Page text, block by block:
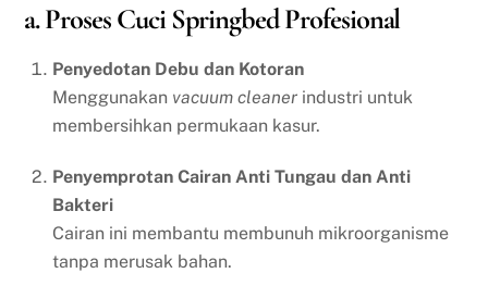
a. Proses Cuci Springbed Profesional
Penyedotan Debu dan Kotoran
Menggunakan vacuum cleaner industri untuk
membersihkan permukaan kasur.
Penyemprotan Cairan Anti Tungau dan Anti
Bakteri
Cairan ini membantu membunuh mikroorganisme
tanpa merusak bahan.